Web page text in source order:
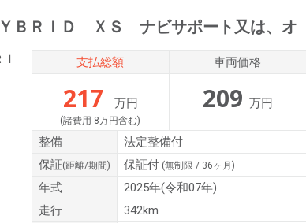
ＢＲＩＤ ＸＳ ナビサポート又は、オ
支払総額
217 万円
(諸費用 8万円含む)
車両価格
209 万円
整備
法定整備付
保証(距離/期間) 保証付(無制限 / 36ヶ月)
年式
2025年(令和07年)
走行
342km